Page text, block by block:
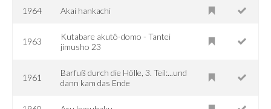
1964 Akai hankachi
1963
Kutabare akutô-domo - Tantei
jimusho 23
1961
Barfuß durch die Hölle, 3. Teil:...und
dann kam das Ende